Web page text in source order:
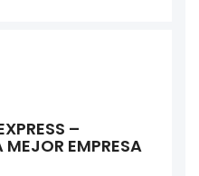
–
MEJOR EMPRESA